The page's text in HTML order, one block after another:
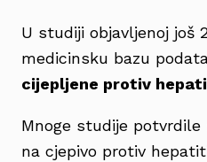
U studiji objavljenoj još
medicinsku bazu
cijepljene protiv
Mnoge studije
na cjepivo protiv